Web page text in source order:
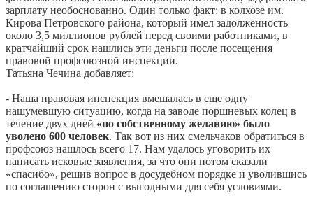
зарплату необоснованно. Один только факт: в колхозе им.
Кирова Петровского района, который имел задолженность
около 3,5 миллионов рублей перед своими работниками, в
кратчайший срок нашлись эти деньги после посещения
правовой профсоюзной инспекции.
Татьяна Чечина добавляет:
- Наша правовая инспекция вмешалась в еще одну
нашумевшую ситуацию, когда на заводе поршневых колец в
течение двух дней «по собственному желанию» было
уволено 600 человек. Так вот из них смельчаков обратиться в
профсоюз нашлось всего 17. Нам удалось уговорить их
написать исковые заявления, за что они потом сказали
«спасибо», решив вопрос в досудебном порядке и уволившись
по соглашению сторон с выгодными для себя условиями.